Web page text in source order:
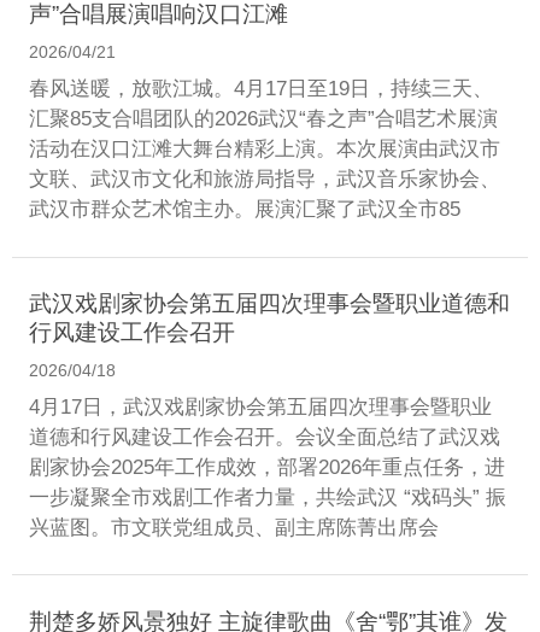
声”合唱展演唱响汉口江滩
2026/04/21
春风送暖，放歌江城。4月17日至19日，持续三天、
汇聚85支合唱团队的2026武汉“春之声”合唱艺术展演
活动在汉口江滩大舞台精彩上演。本次展演由武汉市
文联、武汉市文化和旅游局指导，武汉音乐家协会、
武汉市群众艺术馆主办。展演汇聚了武汉全市85
武汉戏剧家协会第五届四次理事会暨职业道德和
行风建设工作会召开
2026/04/18
4月17日，武汉戏剧家协会第五届四次理事会暨职业
道德和行风建设工作会召开。会议全面总结了武汉戏
剧家协会2025年工作成效，部署2026年重点任务，进
一步凝聚全市戏剧工作者力量，共绘武汉 “戏码头” 振
兴蓝图。市文联党组成员、副主席陈菁出席会
荆楚多娇风景独好 主旋律歌曲《舍“鄂”其谁》发